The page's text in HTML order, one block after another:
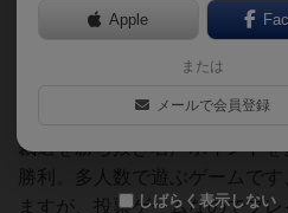
単独プレイヤーです。「
」ヒストリーオブ自民、1年
記念プレイ。あくまでフィク
裁選を勝ち抜き名声ポイント
勝利。多人数で遊ぶゲームで
ますが、投票ゲームなのでプ
Apple
または
メールで会員登録
しばらく表示しない